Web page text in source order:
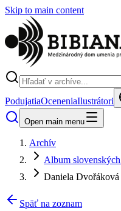
Skip to main content
PodujatiaOceneniaIlustrátori
Open main menu
Archív
Album
Daniela Dvořáková
Späť na zoznam